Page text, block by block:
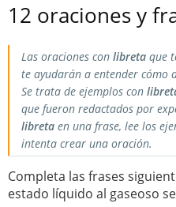
12 oraciones y
Las oraciones con libreta que
te ayudarán a entender cómo
Se trata de ejemplos con
que fueron redactados por
libreta en una frase, lee los
intenta crear una oración.
Completa las frases
estado líquido al gaseoso